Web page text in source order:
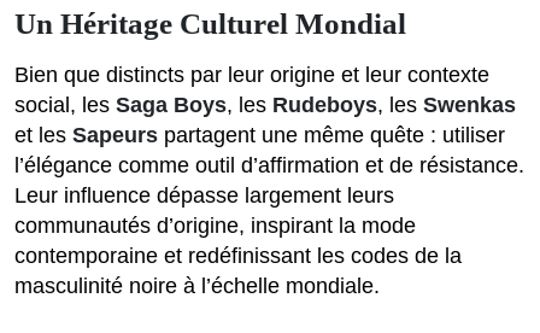
Un Héritage Culturel Mondial
Bien que distincts par leur origine et leur contexte
social, les Saga Boys, les Rudeboys, les Swenkas
et les Sapeurs partagent une même quête : utiliser
l’élégance comme outil d’affirmation et de résistance.
Leur influence dépasse largement leurs
communautés d’origine, inspirant la mode
contemporaine et redéfinissant les codes de la
masculinité noire à l’échelle mondiale.